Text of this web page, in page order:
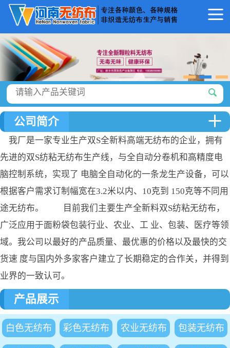
公司简介
我厂是一家专业生产双S全新料高端无纺布的企业，拥有
先进的双S纺粘无纺布生产线，与全自动分卷机和高精度电
脑控制系统，实现了 电脑全自动化的一条龙生产设备，可以
根据客户需求订制幅宽在3.2米以内、10克到 150克等不同用
途无纺布。 目前我们主要生产全新料双S纺粘无纺布，
广泛应用于面粉袋包装行业、农业、工 业、包装、医疗等领
域。我公司以最好的产品质量、最优惠的价格以及最快的交
货速 度与国内外多家客户建立了长期稳定的合作关，并得到
业界的一致认可。
产品展示
白色无纺布 彩色无纺布 农业无纺布 包装无纺布